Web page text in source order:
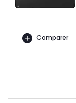
Comparer